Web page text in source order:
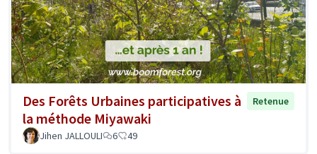
Des Forêts Urbaines participatives à
la méthode Miyawaki
Retenue
Jihen JALLOULI 6 49